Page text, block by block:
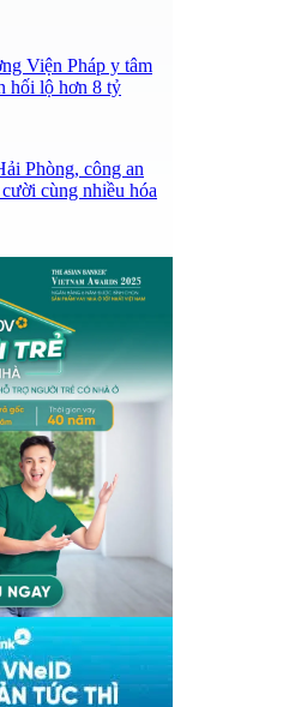
Viện Pháp y tâm
hối lộ hơn 8 tỷ
Phòng, công an
cùng nhiều hóa